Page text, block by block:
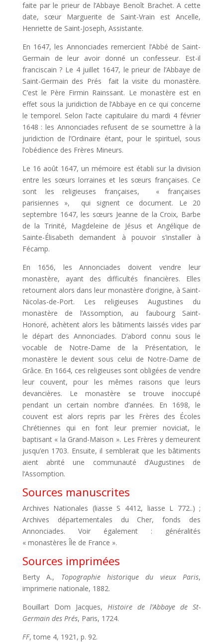
faite par le prieur de l’Abbaye Benoît Brachet. A cette
date, sœur Marguerite de Saint-Vrain est Ancelle,
Henriette de Saint-Joseph, Assistante.
En 1647, les Annonciades remercient l’Abbé de Saint-
Germain de leur avoir donné un confesseur. Est-il
franciscain ? Le 4 juillet 1647, le prieur de l’Abbaye de
Saint-Germain des Prés fait la visite du monastère.
C’est le Père Firmin Rainssant. Le monastère est en
effet sous la juridiction de l’Abbaye en ce qui concerne
le temporel. Selon l’acte capitulaire du mardi 4 février
1648 : les Annonciades refusent de se soumettre à la
juridiction de l’Ordinaire étant, pour le spirituel, sous
l’obédience des Frères Mineurs.
Le 16 août 1647, un mémoire est établi sur la division
entre les sœurs lorraines et les sœurs françaises. Ce
sont les religieuses françaises, « françaises
parisiennes », qui signent ce document. Le 20
septembre 1647, les sœurs Jeanne de la Croix, Barbe
de la Trinité, Magdeleine de Jésus et Angélique de
Sainte-Élisabeth demandent à pouvoir s’installer à
Fécamp.
En 1656, les Annonciades doivent vendre leur
monastère, ayant des difficultés financières. Elles
retournent alors dans leur monastère d’origine, à Saint-
Nicolas-de-Port. Les religieuses Augustines du
monastère de l’Assomption, au faubourg Saint-
Honoré, achètent alors les bâtiments laissés vides par
le départ des Annonciades. D’abord connu sous le
vocable de Notre-Dame de la Présentation, le
monastère le devient sous celui de Notre-Dame de
Grâce. En 1664, ces religieuses sont obligées de vendre
leur couvent, pour les mêmes raisons que leurs
devancières. Le monastère se trouve inoccupé
pendant un certain nombre d’années. En 1698, le
couvent est alors repris par les Frères des Écoles
Chrétiennes qui en font leur premier noviciat, le
baptisant « la Grand-Maison ». Les Frères y demeurent
jusqu’en 1703. Ensuite, il semblerait que les bâtiments
aient abrité une communauté d’Augustines de
l’Assomption.
Sources manuscrites
Archives Nationales (liasse S 4412, liasse L 772..) ;
Archives départementales du Cher, fonds des
Annonciades. Voir également : généralités
« monastères Île de France ».
Sources imprimées
Berty A., Topographie historique du vieux Paris,
imprimerie nationale, 1882.
Bouillart Dom Jacques, Histoire de l’Abbaye de St-
Germain des Prés, Paris, 1724.
FF, tome 4, 1921, p. 92.